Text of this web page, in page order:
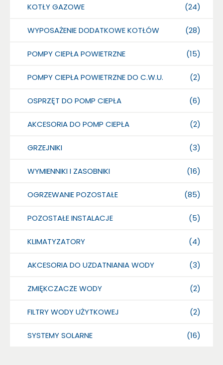
KOTŁY GAZOWE (24)
WYPOSAŻENIE DODATKOWE KOTŁÓW (28)
POMPY CIEPŁA POWIETRZNE (15)
POMPY CIEPŁA POWIETRZNE DO C.W.U. (2)
OSPRZĘT DO POMP CIEPŁA (6)
AKCESORIA DO POMP CIEPŁA (2)
GRZEJNIKI (3)
WYMIENNIKI I ZASOBNIKI (16)
OGRZEWANIE POZOSTAŁE (85)
POZOSTAŁE INSTALACJE (5)
KLIMATYZATORY (4)
AKCESORIA DO UZDATNIANIA WODY (3)
ZMIĘKCZACZE WODY (2)
FILTRY WODY UŻYTKOWEJ (2)
SYSTEMY SOLARNE (16)